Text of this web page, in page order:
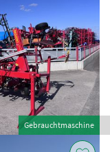
Gebrauchtmaschine